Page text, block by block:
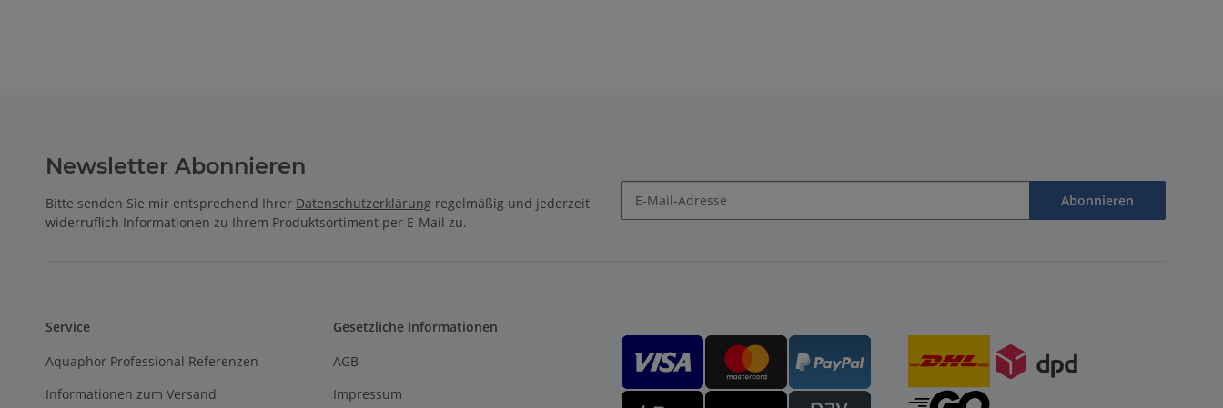
Newsletter Abonnieren
Bitte senden Sie mir entsprechend Ihrer Datenschutzerklärung regelmäßig und jederzeit
widerruflich Informationen zu Ihrem Produktsortiment per E-Mail zu.
Abonnieren
Service
Aquaphor Professional Referenzen
Informationen zum Versand
Gesetzliche Informationen
AGB
Impressum